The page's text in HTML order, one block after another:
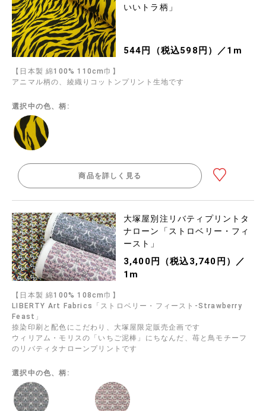
いいトラ柄」
544円（税込598円）／1m
【日本製 綿100% 110cm巾】
アニマル柄の、綾織りコットンプリント生地です
選択中の色、柄:
商品を詳しく見る
大塚屋別注リバティプリントタ
ナローン「ストロベリー・フィ
ースト」
3,400円（税込3,740円）／
1m
【日本製 綿100% 108cm巾】
LIBERTY Art Fabrics「ストロベリー・フィースト-Strawberry
Feast」
捺染印刷と配色にこだわり、大塚屋限定販売企画です
ウィリアム・モリスの「いちご泥棒」にちなんだ、苺と鳥モチーフ
のリバティタナローンプリントです
選択中の色、柄: